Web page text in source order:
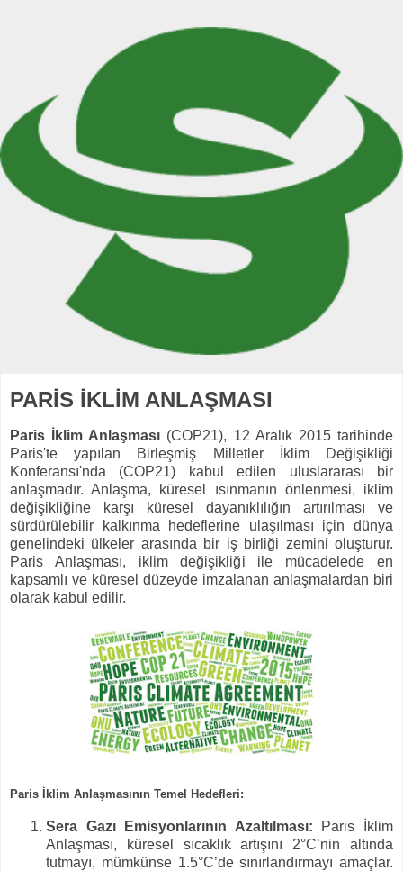
PARİS İKLİM ANLAŞMASI
Paris İklim Anlaşması (COP21), 12 Aralık 2015 tarihinde
Paris'te yapılan Birleşmiş Milletler İklim Değişikliği
Konferansı'nda (COP21) kabul edilen uluslararası bir
anlaşmadır. Anlaşma, küresel ısınmanın önlenmesi, iklim
değişikliğine karşı küresel dayanıklılığın artırılması ve
sürdürülebilir kalkınma hedeflerine ulaşılması için dünya
genelindeki ülkeler arasında bir iş birliği zemini oluşturur.
Paris Anlaşması, iklim değişikliği ile mücadelede en
kapsamlı ve küresel düzeyde imzalanan anlaşmalardan biri
olarak kabul edilir.
Paris İklim Anlaşmasının Temel Hedefleri:
Sera Gazı Emisyonlarının Azaltılması: Paris İklim
Anlaşması, küresel sıcaklık artışını 2°C’nin altında
tutmayı, mümkünse 1.5°C’de sınırlandırmayı amaçlar.